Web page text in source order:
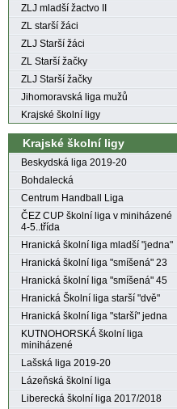
ZLJ mladší žactvo II
ZL starší žáci
ZLJ Starší žáci
ZL Starší žačky
ZLJ Starší žačky
Jihomoravská liga mužů
Krajské školní ligy
Krajské školní ligy
Beskydská liga 2019-20
Bohdalecká
Centrum Handball Liga
ČEZ CUP školní liga v miniházené
4-5..třída
Hranická školní liga mladší "jedna"
Hranická školní liga "smíšená" 23
Hranická školní liga "smíšená" 45
Hranická Školní liga starší "dvě"
Hranická školní liga "starší" jedna
KUTNOHORSKÁ školní liga
miniházené
Lašská liga 2019-20
Lázeňská školní liga
Liberecká školní liga 2017/2018